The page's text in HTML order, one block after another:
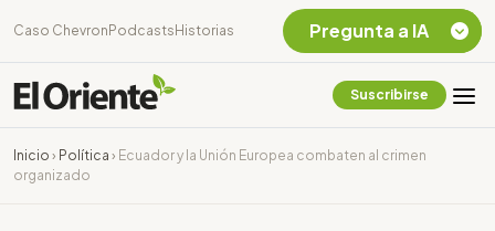
Caso Chevron Podcasts Historias
Suscribirse
Inicio › Política › Ecuador y la Unión Europea combaten al crimen
organizado
Pregunta a IA
Chevron Ecuador